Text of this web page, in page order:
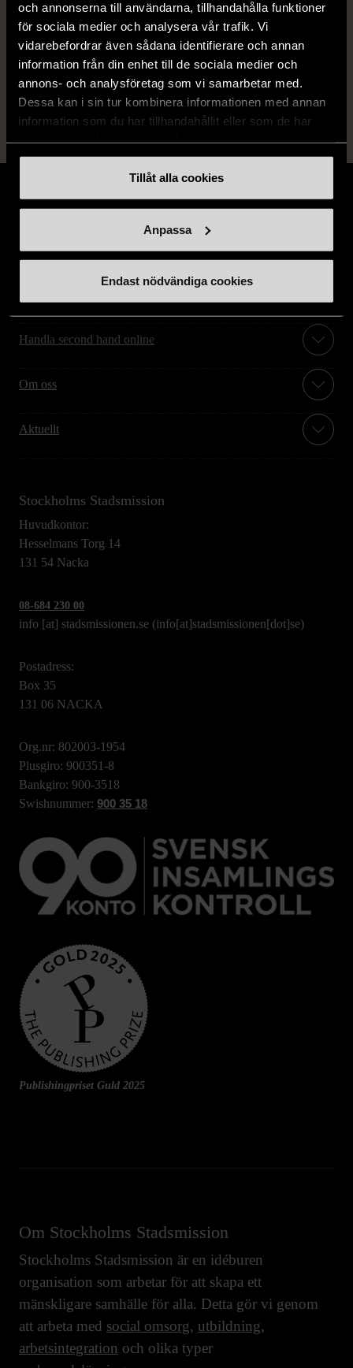
och annonserna till användarna, tillhandahålla funktioner
för sociala medier och analysera vår trafik. Vi
vidarebefordrar även sådana identifierare och annan
information från din enhet till de sociala medier och
annons- och analysföretag som vi samarbetar med.
Dessa kan i sin tur kombinera informationen med annan
information som du har tillhandahållit eller som de har
Tillåt alla cookies
Anpassa
Endast nödvändiga cookies
kvalitet, det kan förekomma mindre
förslitningar.
Läs mer om hur vi bedömer
Stöd oss
Handla second hand online
Om oss
Aktuellt
Stockholms Stadsmission
Huvudkontor:
Hesselmans Torg 14
131 54 Nacka
08-684 230 00
info [at] stadsmissionen.se (info[at]stadsmissionen[dot]se)
Postadress:
Box 35
131 06 NACKA
Org.nr: 802003-1954
Plusgiro: 900351-8
Bankgiro: 900-3518
Swishnummer: 900 35 18
Publishingpriset Guld 2025
Om Stockholms Stadsmission
Stockholms Stadsmission är en idéburen
organisation som arbetar för att skapa ett
mänskligare samhälle för alla. Detta gör vi genom
att arbeta med social omsorg, utbildning,
arbetsintegration och olika typer